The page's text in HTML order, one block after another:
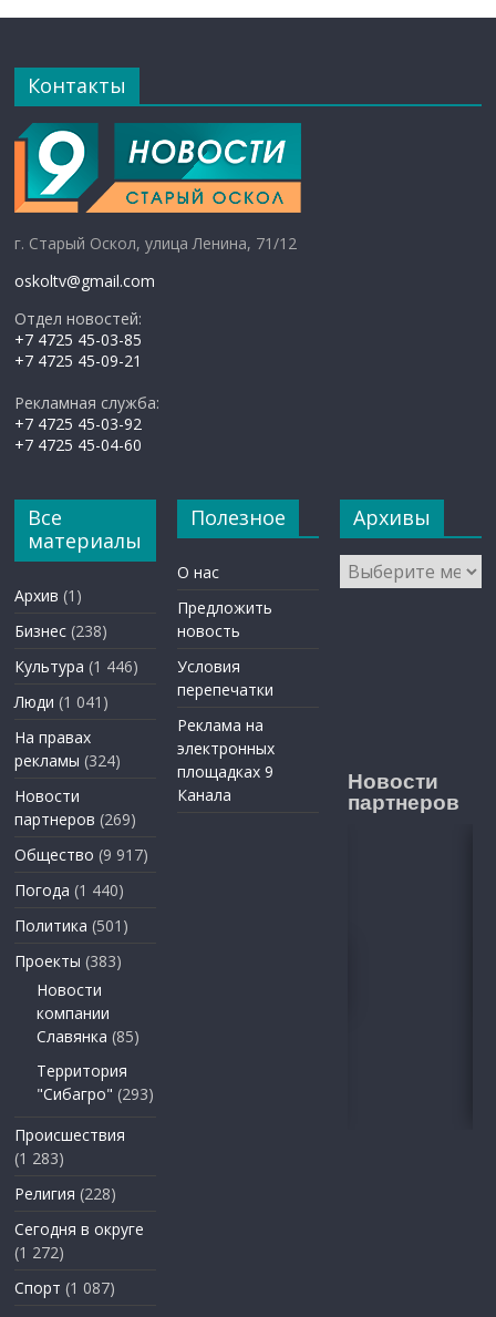
Контакты
г. Старый Оскол, улица Ленина, 71/12
oskoltv@gmail.com
Отдел новостей:
+7 4725 45-03-85
+7 4725 45-09-21
Рекламная служба:
+7 4725 45-03-92
+7 4725 45-04-60
Все
материалы
Архив (1)
Бизнес (238)
Культура (1 446)
Люди (1 041)
На правах
рекламы (324)
Новости
партнеров (269)
Общество (9 917)
Погода (1 440)
Политика (501)
Проекты (383)
Новости
компании
Славянка (85)
Территория
"Сибагро" (293)
Происшествия
(1 283)
Религия (228)
Сегодня в округе
(1 272)
Спорт (1 087)
Полезное
О нас
Предложить
новость
Условия
перепечатки
Реклама на
электронных
площадках 9
Канала
Архивы
Архивы
Новости
партнеров